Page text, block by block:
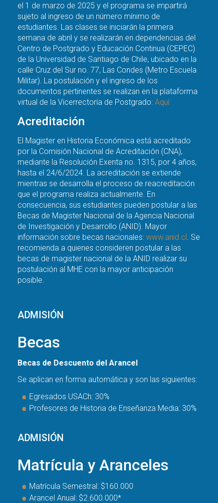
el 1 de marzo de 2025 y el programa se impartirá
sujeto al ingreso de un número mínimo de
estudiantes. Las clases se iniciarán la primera
semana de abril y se realizarán en dependencias del
Centro de Postgrado y Educación Continua (CEPEC)
de la Universidad de Santiago de Chile, ubicado en la
calle Cruz del Sur no. 77, Las Condes (Metro Escuela
Militar). La postulación y el ingreso de los
documentos pertinentes se realizan en la plataforma
virtual de la Vicerrectoría de Postgrado: Aquí
Acreditación
El Magister en Historia Económica está acreditado
por la Comisión Nacional de Acreditación (CNA),
mediante la Resolución Exenta no. 1315, por 4 años,
hasta el 24/6/2024. La acreditación se extiende
mientras se desarrolla el proceso de reacreditación
que el programa realiza actualmente. En
consecuencia, sus estudiantes pueden postular a las
Becas de Magister Nacional de la Agencia Nacional
de Investigación y Desarrollo (ANID). Mayor
información sobre becas nacionales: www.anid.cl. Se
recomienda a quienes consideren postular a las
becas de magister nacional de la ANID realizar su
postulación al MHE con la mayor anticipación
posible.
ADMISIÓN
Becas
Becas de Descuento del Arancel
Se aplican en forma automática y son las siguientes:
Egresados USACh: 30%
Profesores de Historia de Enseñanza Media: 30%
ADMISIÓN
Matrícula y Aranceles
Matrícula Semestral: $160.000
Arancel Anual: $2.600.000*